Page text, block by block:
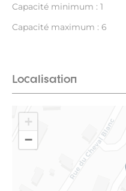
Capacité minimum : 1
Capacité maximum : 6
Localisation
+
−